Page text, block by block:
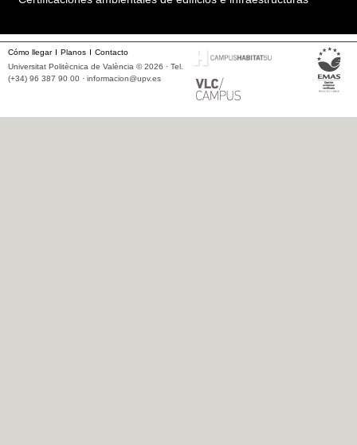
Cómo llegar Planos
Contacto
Universitat Politècnica de València © 2026 · Tel.
(+34) 96 387 90 00 · informacion@upv.es